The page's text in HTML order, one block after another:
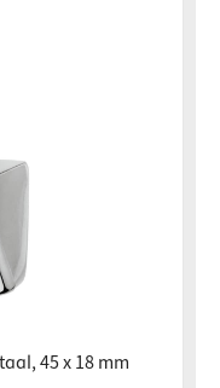
45 x 18 mm